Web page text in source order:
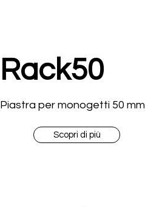
Rack50
Piastra per monogetti 50 mm
Scopri di più